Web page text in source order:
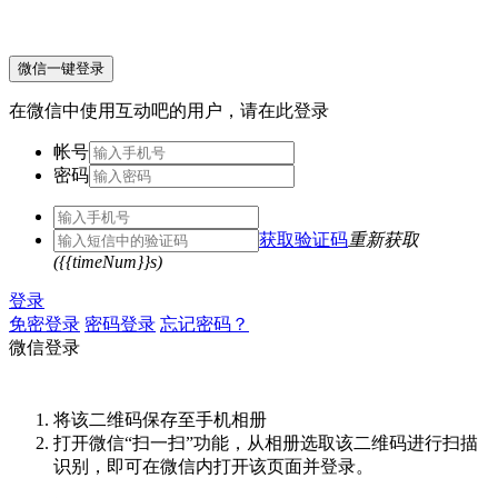
微信一键登录
在微信中使用互动吧的用户，请在此登录
帐号
密码
获取验证码重新获取
({{timeNum}}s)
登录
免密登录 密码登录 忘记密码？
微信登录
将该二维码保存至手机相册
打开微信“扫一扫”功能，从相册选取该二维码进行扫描
识别，即可在微信内打开该页面并登录。